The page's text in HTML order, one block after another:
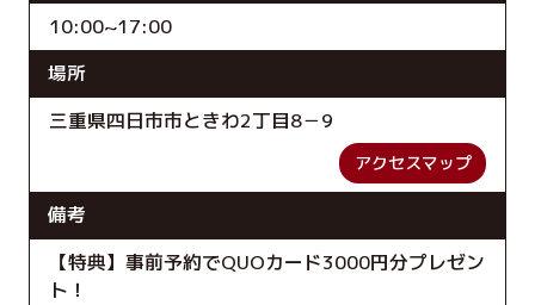
10:00~17:00
場所
三重県四日市市ときわ2丁目8－9
アクセスマップ
備考
【特典】事前予約でQUOカード3000円分プレゼン
ト！